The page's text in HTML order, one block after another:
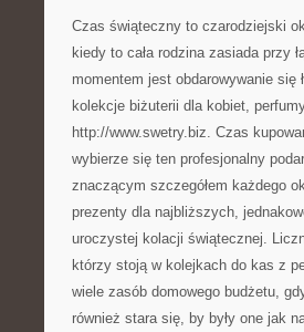
Czas świąteczny to czarodziejski
kiedy to cała rodzina zasiada przy
momentem jest obdarowywanie
kolekcje biżuterii dla kobiet,
http://www.swetry.biz. Czas
wybierze się ten profesjonalny
znaczącym szczegółem każdego
prezenty dla najbliższych,
uroczystej kolacji świątecznej.
którzy stoją w kolejkach do kas z
wiele zasób domowego budżetu,
również stara się, by były one jak